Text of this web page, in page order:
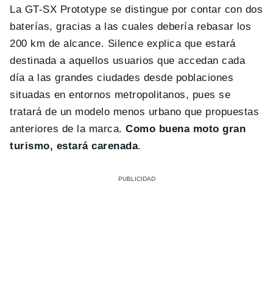
La GT-SX Prototype se distingue por contar con dos
baterías, gracias a las cuales debería rebasar los
200 km de alcance. Silence explica que estará
destinada a aquellos usuarios que accedan cada
día a las grandes ciudades desde poblaciones
situadas en entornos metropolitanos, pues se
tratará de un modelo menos urbano que propuestas
anteriores de la marca.Como buena moto gran
turismo, estará carenada.